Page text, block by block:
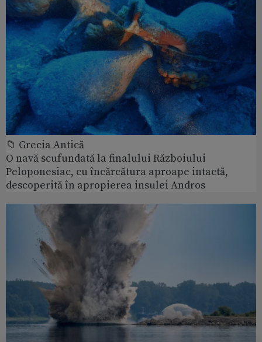
📁 Grecia Antică
O navă scufundată la finalului Războiului
Peloponesiac, cu încărcătura aproape intactă,
descoperită în apropierea insulei Andros